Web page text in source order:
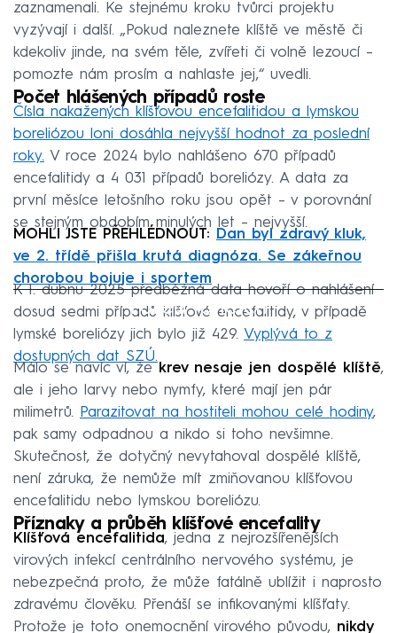
zaznamenali. Ke stejnému kroku tvůrci projektu
vyzývají i další. „Pokud naleznete klíště ve městě či
kdekoliv jinde, na svém těle, zvířeti či volně lezoucí –
pomozte nám prosím a nahlaste jej,“ uvedli.
Počet hlášených případů roste
Čísla nakažených klíšťovou encefalitidou a lymskou
boreliózou loni dosáhla nejvyšší hodnot za poslední
roky. V roce 2024 bylo nahlášeno 670 případů
encefalitidy a 4 031 případů boreliózy. A data za
první měsíce letošního roku jsou opět – v porovnání
se stejným obdobím minulých let – nejvyšší.
MOHLI JSTE PŘEHLÉDNOUT:
Dan byl zdravý kluk,
ve 2. třídě přišla krutá diagnóza. Se zákeřnou
chorobou bojuje i sportem
Failed to fetch
K 1. dubnu 2025 předběžná data hovoří o nahlášení
dosud sedmi případů klíšťové encefalitidy, v případě
lymské boreliózy jich bylo již 429. Vyplývá to z
dostupných dat SZÚ.
Málo se navíc ví, že krev nesaje jen dospělé klíště,
ale i jeho larvy nebo nymfy, které mají jen pár
milimetrů. Parazitovat na hostiteli mohou celé hodiny,
pak samy odpadnou a nikdo si toho nevšimne.
Skutečnost, že dotyčný nevytahoval dospělé klíště,
není záruka, že nemůže mít zmiňovanou klíšťovou
encefalitidu nebo lymskou boreliózu.
Příznaky a průběh klíšťové encefality
Klíšťová encefalitida, jedna z nejrozšířenějších
virových infekcí centrálního nervového systému, je
nebezpečná proto, že může fatálně ublížit i naprosto
zdravému člověku. Přenáší se infikovanými klíšťaty.
Protože je toto onemocnění virového původu, nikdy